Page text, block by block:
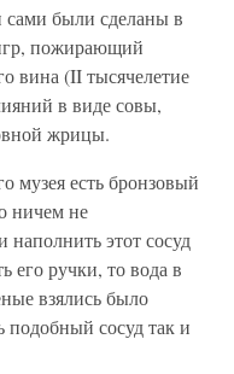
сами были сделаны в
пожирающий
вина (II тысячелетие
в виде совы,
жрицы.
музея есть бронзовый
ничем не
этот сосуд
его ручки, то вода в
взялись было
подобный сосуд так и